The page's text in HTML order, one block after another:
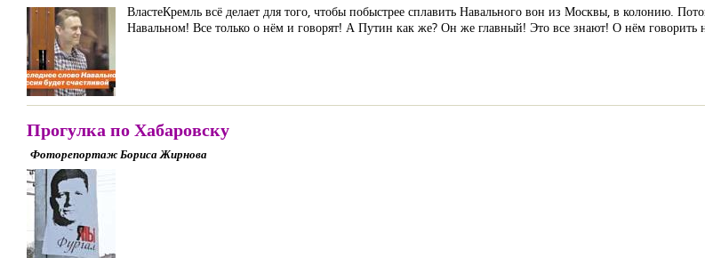
ВластеКремль всё делает для того, чтобы побыстрее сплавить Навального вон из Москвы, в колонию.
Навальном! Все только о нём и говорят! А Путин как же? Он же главный! Это все знают! О нём говорить
Прогулка по Хабаровску
Фоторепортаж Бориса Жирнова